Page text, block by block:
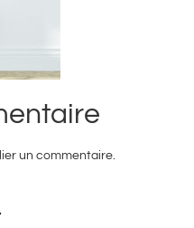
un commentaire.